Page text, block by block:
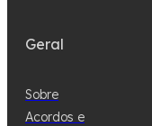
Geral
Sobre
Acordos e